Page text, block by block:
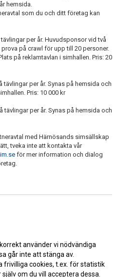
hemsida.
som du och ditt företag kan
per år. Huvudsponsor vid två
på crawl för upp till 20 personer.
på reklamtavlan i simhallen. Pris: 20
tävlingar per år. Synas på hemsida och
Pris: 10 000 kr
tävlingar per år. Synas på hemsida och
med Härnösands simsällskap
tveka inte att kontakta vår
för mer information och dialog
använder vi nödvändiga
går inte att stänga av.
frivilliga cookies, t.ex. för statistik
om du vill acceptera dessa.